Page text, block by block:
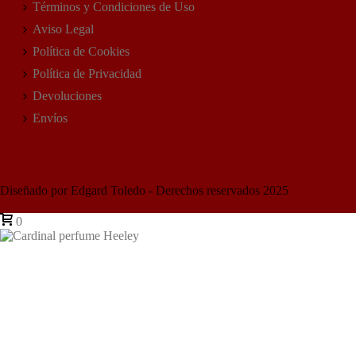
Términos y Condiciones de Uso
Aviso Legal
Política de Cookies
Política de Privacidad
Devoluciones
Envíos
Diseñado por Edgard Toledo - Derechos reservados 2025
0